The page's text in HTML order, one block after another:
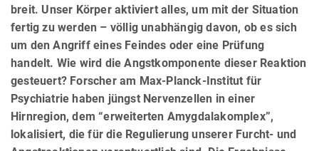
breit. Unser Körper aktiviert alles, um mit der Situation
fertig zu werden – völlig unabhängig davon, ob es sich
um den Angriff eines Feindes oder eine Prüfung
handelt. Wie wird die Angstkomponente dieser Reaktion
gesteuert? Forscher am Max-Planck-Institut für
Psychiatrie haben jüngst Nervenzellen in einer
Hirnregion, dem “erweiterten Amygdalakomplex”,
lokalisiert, die für die Regulierung unserer Furcht- und